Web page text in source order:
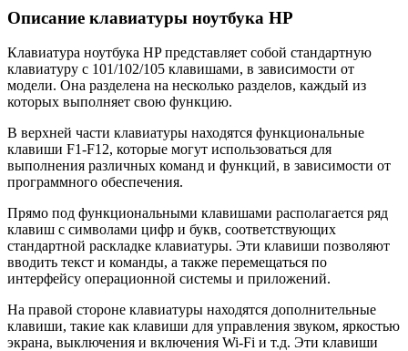
Описание клавиатуры ноутбука HP
Клавиатура ноутбука HP представляет собой стандартную
клавиатуру с 101/102/105 клавишами, в зависимости от
модели. Она разделена на несколько разделов, каждый из
которых выполняет свою функцию.
В верхней части клавиатуры находятся функциональные
клавиши F1-F12, которые могут использоваться для
выполнения различных команд и функций, в зависимости от
программного обеспечения.
Прямо под функциональными клавишами располагается ряд
клавиш с символами цифр и букв, соответствующих
стандартной раскладке клавиатуры. Эти клавиши позволяют
вводить текст и команды, а также перемещаться по
интерфейсу операционной системы и приложений.
На правой стороне клавиатуры находятся дополнительные
клавиши, такие как клавиши для управления звуком, яркостью
экрана, выключения и включения Wi-Fi и т.д. Эти клавиши